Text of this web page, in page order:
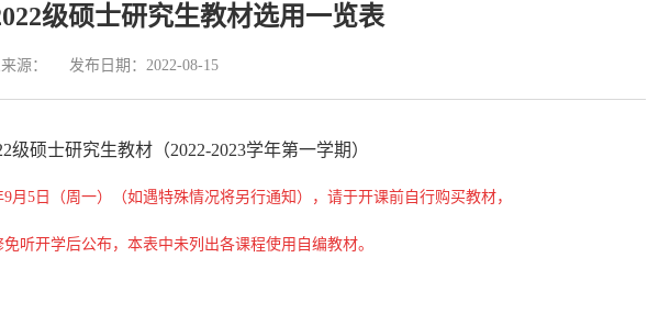
级硕士研究生教材选用一览表
源： 发布日期：2022-08-15
级硕士研究生教材（2022-2023学年第一学期）
9月5日（周一）（如遇特殊情况将另行通知），请于开课前自行购买教材，
听开学后公布，本表中未列出各课程使用自编教材。